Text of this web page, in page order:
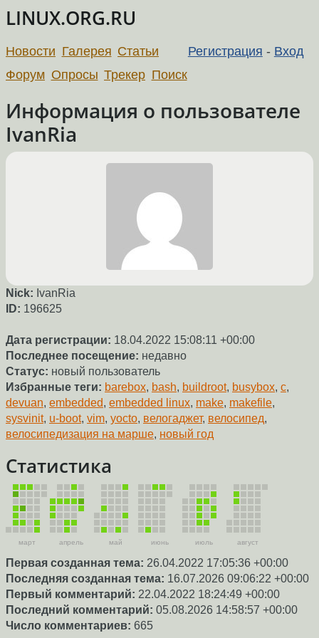
LINUX.ORG.RU
Регистрация - Вход
Новости Галерея Статьи
Форум Опросы Трекер Поиск
Информация о пользователе
IvanRia
Nick: IvanRia
ID: 196625
Дата регистрации: 18.04.2022 15:08:11 +00:00
Последнее посещение: недавно
Статус: новый пользователь
Избранные теги: barebox, bash, buildroot, busybox, c,
devuan, embedded, embedded linux, make, makefile,
sysvinit, u-boot, vim, yocto, велогаджет, велосипед,
велосипедизация на марше, новый год
Статистика
март апрель май июнь июль август
Первая созданная тема: 26.04.2022 17:05:36 +00:00
Последняя созданная тема: 16.07.2026 09:06:22 +00:00
Первый комментарий: 22.04.2022 18:24:49 +00:00
Последний комментарий: 05.08.2026 14:58:57 +00:00
Число комментариев: 665